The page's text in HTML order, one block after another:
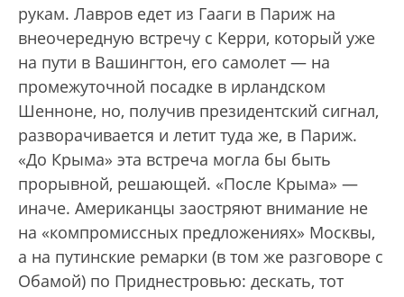
рукам. Лавров едет из Гааги в Париж на
внеочередную встречу с Керри, который уже
на пути в Вашингтон, его самолет — на
промежуточной посадке в ирландском
Шенноне, но, получив президентский сигнал,
разворачивается и летит туда же, в Париж.
«До Крыма» эта встреча могла бы быть
прорывной, решающей. «После Крыма» —
иначе. Американцы заостряют внимание не
на «компромиссных предложениях» Москвы,
а на путинские ремарки (в том же разговоре с
Обамой) по Приднестровью: дескать, тот